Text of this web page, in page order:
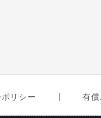
リシー 有